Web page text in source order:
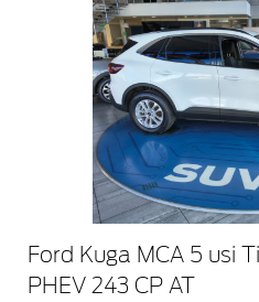
Ford Kuga MCA 5 usi
PHEV 243 CP AT